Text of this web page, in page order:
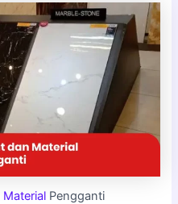
MaterialPengganti